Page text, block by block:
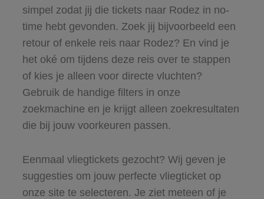
simpel zodat jij die tickets naar Rodez in no-
time hebt gevonden. Zoek jij bijvoorbeeld een
retour of enkele reis naar Rodez? En vind je
het oké om tijdens deze reis over te stappen
of kies je alleen voor directe vluchten?
Gebruik de handige filters in onze
zoekmachine en je krijgt alleen zoekresultaten
die bij jouw voorkeuren passen.
Eenmaal vliegtickets gezocht? Wij geven je
suggesties om jouw perfecte vliegticket op
onze site te selecteren. Je ziet meteen of je